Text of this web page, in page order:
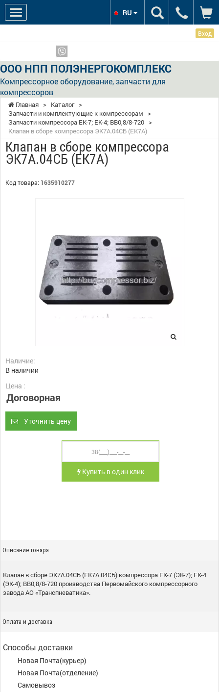
Вход
ООО НПП ПОЛЭНЕРГОКОМПЛЕКС
Компрессорное оборудование, запчасти для
компрессоров
RU
Главная > Каталог >
Запчасти и комплектующие к компрессорам
>
Запчасти компрессора ЕК-7; ЕК-4; ВВ0,8/8-720 >
Клапан в сборе компрессора ЭК7А.04СБ (ЕК7А)
Клапан в сборе компрессора
ЭК7А.04СБ (ЕК7А)
Код товара: 1635910277
Наличие:
В наличии
Цена :
Договорная
Уточнить цену
Купить в один клик
Описание товара
Клапан в сборе ЭК7А.04СБ (ЕК7А.04СБ) компрессора ЕК-7 (ЭК-7); ЕК-4
(ЭК-4); ВВ0,8/8-720 производства Первомайского компрессорного
завода АО «Транспневатика».
Оплата и доставка
Способы доставки
Новая Почта(курьер)
Новая Почта(отделение)
Самовывоз